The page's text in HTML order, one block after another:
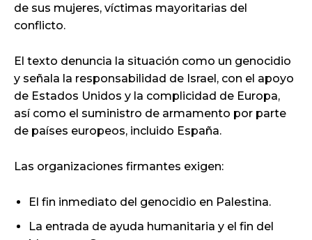
de sus mujeres, víctimas mayoritarias del
conflicto.
El texto denuncia la situación como un genocidio
y señala la responsabilidad de Israel, con el apoyo
de Estados Unidos y la complicidad de Europa,
así como el suministro de armamento por parte
de países europeos, incluido España.
Las organizaciones firmantes exigen:
El fin inmediato del genocidio en Palestina.
La entrada de ayuda humanitaria y el fin del